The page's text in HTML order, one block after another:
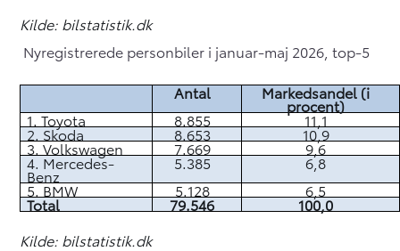
Kilde: bilstatistik.dk
Nyregistrerede personbiler i januar-maj 2026, top-5
Antal Markedsandel (i
procent)
1. Toyota 8.855 11,1
2. Skoda 8.653 10,9
3. Volkswagen 7.669 9,6
4. Mercedes-
Benz
5.385
6,8
5. BMW
5.128 6,5
Total 79.546
100,0
Kilde: bilstatistik.dk